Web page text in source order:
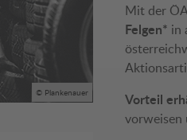
© Plankenauer
Mit der
Felgen* in
Vorteil
vorweisen